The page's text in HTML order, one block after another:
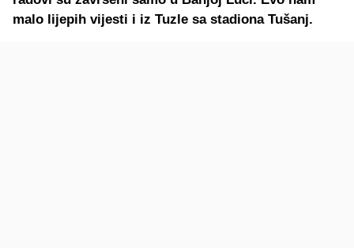
malo lijepih vijesti i iz Tuzle sa stadiona Tušanj.